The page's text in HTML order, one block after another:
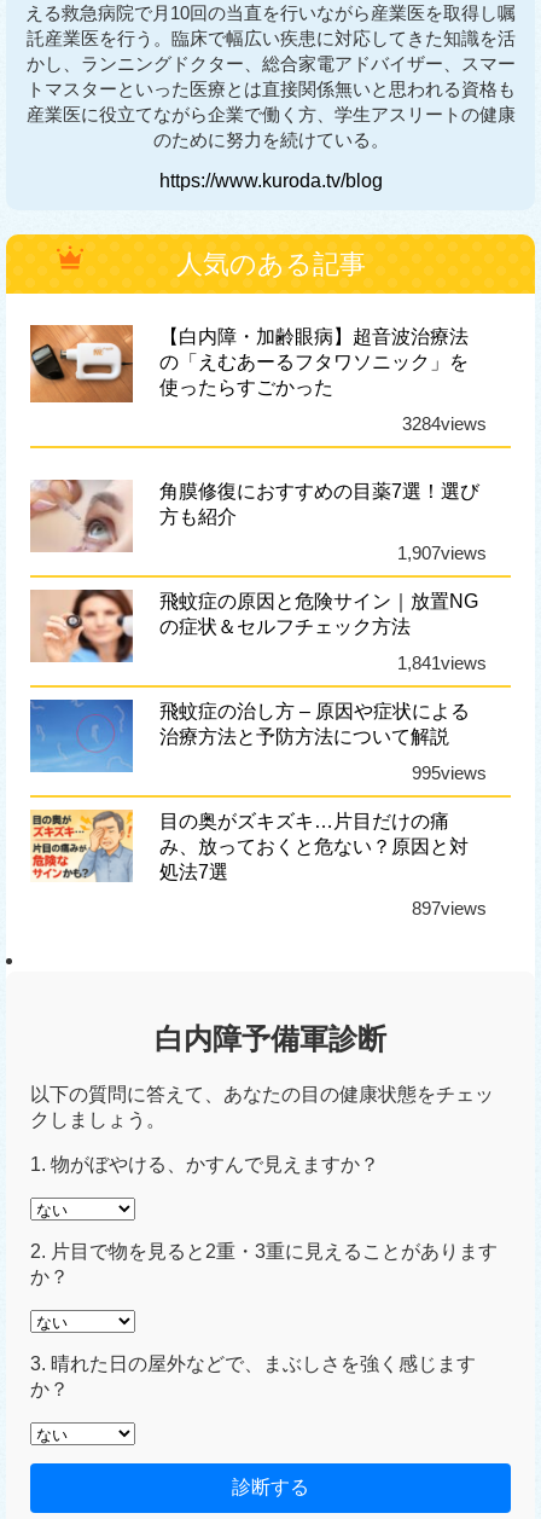
える救急病院で月10回の当直を行いながら産業医を取得し嘱
託産業医を行う。臨床で幅広い疾患に対応してきた知識を活
かし、ランニングドクター、総合家電アドバイザー、スマー
トマスターといった医療とは直接関係無いと思われる資格も
産業医に役立てながら企業で働く方、学生アスリートの健康
のために努力を続けている。
https://www.kuroda.tv/blog
人気のある記事
【白内障・加齢眼病】超音波治療法
の「えむあーるフタワソニック」を
使ったらすごかった
3284views
角膜修復におすすめの目薬7選！選び
方も紹介
1,907views
飛蚊症の原因と危険サイン｜放置NG
の症状＆セルフチェック方法
1,841views
飛蚊症の治し方 – 原因や症状による
治療方法と予防方法について解説
995views
目の奥がズキズキ…片目だけの痛
み、放っておくと危ない？原因と対
処法7選
897views
白内障予備軍診断
以下の質問に答えて、あなたの目の健康状態をチェッ
クしましょう。
1. 物がぼやける、かすんで見えますか？
2. 片目で物を見ると2重・3重に見えることがあります
か？
3. 晴れた日の屋外などで、まぶしさを強く感じます
か？
診断する